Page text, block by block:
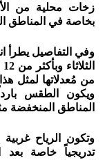
زخات محلية من
بخاصة في المناطق
وفي التفاصيل يطرأ
ويكون الطقس
المناطق المنخفضة
وتكون الرياح
تدريجياً خاصة بعد